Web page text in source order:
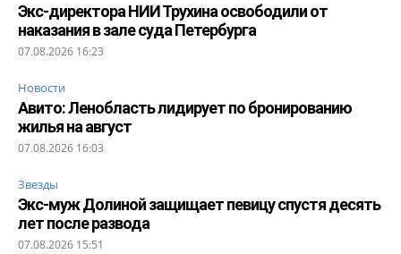
Экс-директора НИИ Трухина освободили от
наказания в зале суда Петербурга
07.08.2026 16:23
Новости
Авито: Ленобласть лидирует по бронированию
жилья на август
07.08.2026 16:03
Звезды
Экс-муж Долиной защищает певицу спустя десять
лет после развода
07.08.2026 15:51